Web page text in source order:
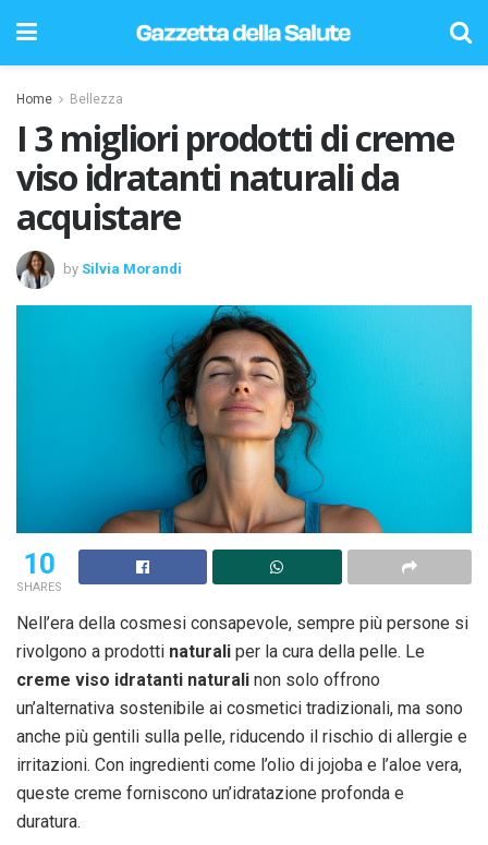
Home Bellezza
I 3 migliori prodotti di creme
viso idratanti naturali da
acquistare
by Silvia Morandi
10
SHARES
Nell’era della cosmesi consapevole, sempre più persone si
rivolgono a prodotti naturali per la cura della pelle. Le
creme viso idratanti naturali non solo offrono
un’alternativa sostenibile ai cosmetici tradizionali, ma sono
anche più gentili sulla pelle, riducendo il rischio di allergie e
irritazioni. Con ingredienti come l’olio di jojoba e l’aloe vera,
queste creme forniscono un’idratazione profonda e
duratura.